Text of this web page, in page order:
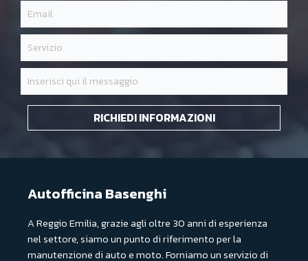
RICHIEDI INFORMAZIONI
Autofficina Basenghi
A Reggio Emilia, grazie agli oltre 30 anni di esperienza
nel settore, siamo un punto di riferimento per la
manutenzione di auto e moto. Forniamo un servizio di